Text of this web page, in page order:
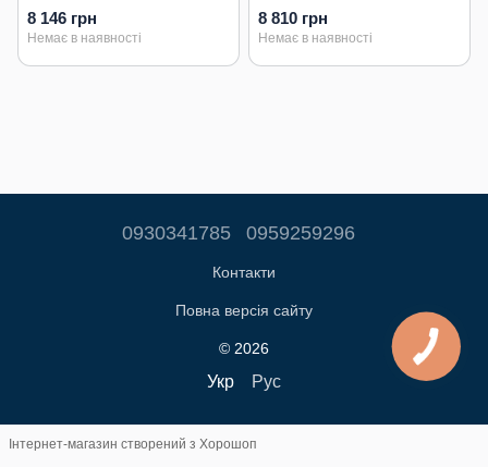
8 146 грн
Немає в наявності
8 810 грн
Немає в наявності
0930341785 0959259296
Контакти
Повна версія сайту
© 2026
Укр Рус
Інтернет-магазин створений з Хорошоп